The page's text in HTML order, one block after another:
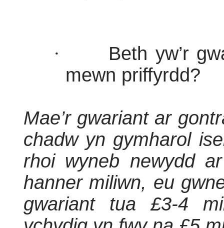
·
Beth yw’r
mewn priffyrdd?
Mae’r gwariant ar
chadw yn gymharol
rhoi wyneb newydd
hanner miliwn, eu
gwariant tua £3-4